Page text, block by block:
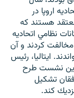
اروپا در
هستند كه
نظامي اتحاديه
مخالفت كردند و آن
ايتاليا، رئيس
اين نشست طرح
تشكيل
كند.